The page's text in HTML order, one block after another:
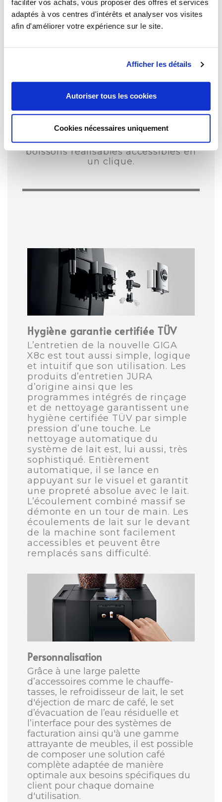
faciliter vos achats, vous proposer des offres et services
adaptés à vos centres d'intérêts et analyser vos visites
afin d'améliorer votre expérience sur le site.
Afficher les détails
Autoriser tous les cookies
Cookies nécessaires uniquement
Portion mousse de lait
Les boissons plus douces
Americano
Eau chaude thé vert
Eau chaude thé noir
Toutes les boissons sont réalisables
2x ristretto)et seront servies
simultanément pour un total de 32
boissons réalisables accessibles en
un clique.
Hygiène garantie certifiée TÜV
L’entretien de la nouvelle GIGA
X8c est tout aussi simple, logique
et intuitif que son utilisation. Les
produits d’entretien JURA
d’origine ainsi que les
programmes intégrés de rinçage
et de nettoyage garantissent une
hygiène certifiée TÜV par simple
pression d’une touche. Le
nettoyage automatique du
système de lait est, lui aussi, très
sophistiqué. Entièrement
automatique, il se lance en
appuyant sur le visuel et garantit
une propreté absolue avec le lait.
L’écoulement combiné massif se
démonte en un tour de main. Les
écoulements de lait sur le devant
de la machine sont facilement
accessibles et peuvent être
remplacés sans difficulté.
Personnalisation
Grâce à une large palette
d’accessoires comme le chauffe-
tasses, le refroidisseur de lait, le set
d'éjection de marc de café, le set
d’évacuation de l’eau résiduelle et
l’interface pour des systèmes de
facturation ainsi qu'à une gamme
attrayante de meubles, il est possible
de composer une solution café
complète adaptée de manière
optimale aux besoins spécifiques du
client pour chaque domaine
d'utilisation.